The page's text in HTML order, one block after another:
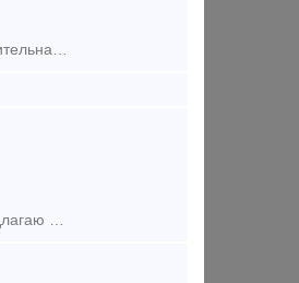
Склад в городе Екатеринбург, цены по запросу! 1. Корпус Буксы (Восстановленный ) 2. Крышка крепительная 3. Лабиринтное кольцо 4. Штуцер 4370 6. Штуцер 190.02А 7. Ручка ра
В наличии 1 300 шт. на складе в г. Екатеринбург. Клин новый, с документами. Тип предложения: предлагаю продукцию, услугу